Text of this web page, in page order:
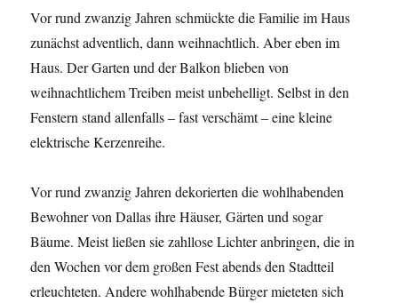
Vor rund zwanzig Jahren schmückte die Familie im Haus
zunächst adventlich, dann weihnachtlich. Aber eben im
Haus. Der Garten und der Balkon blieben von
weihnachtlichem Treiben meist unbehelligt. Selbst in den
Fenstern stand allenfalls – fast verschämt – eine kleine
elektrische Kerzenreihe.
Vor rund zwanzig Jahren dekorierten die wohlhabenden
Bewohner von Dallas ihre Häuser, Gärten und sogar
Bäume. Meist ließen sie zahllose Lichter anbringen, die in
den Wochen vor dem großen Fest abends den Stadtteil
erleuchteten. Andere wohlhabende Bürger mieteten sich